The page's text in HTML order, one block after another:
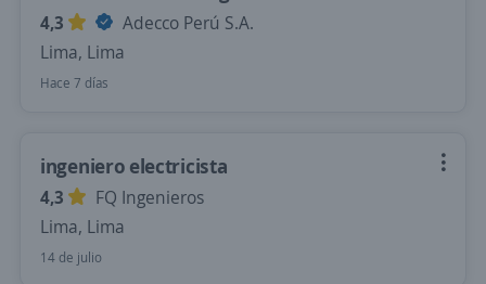
4,3
Adecco Perú S.A.
Lima, Lima
Hace 7 días
ingeniero electricista
4,3
FQ Ingenieros
Lima, Lima
14 de julio